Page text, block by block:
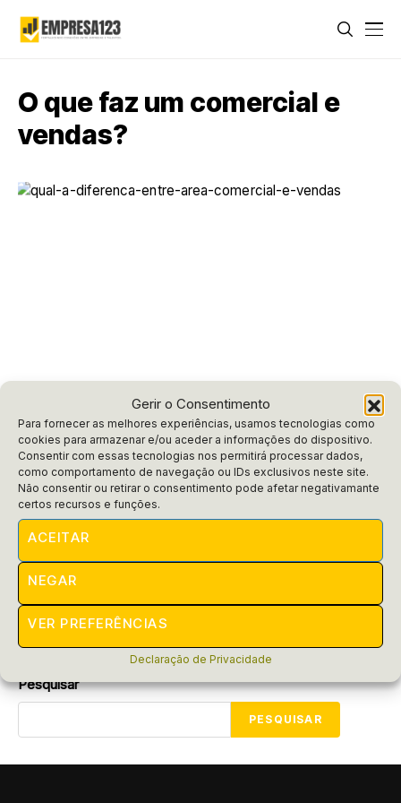
Gerir o Consentimento
Para fornecer as melhores experiências, usamos tecnologias como
cookies para armazenar e/ou aceder a informações do dispositivo.
Consentir com essas tecnologias nos permitirá processar dados,
como comportamento de navegação ou IDs exclusivos neste site.
Não consentir ou retirar o consentimento pode afetar negativamante
certos recursos e funções.
ACEITAR
NEGAR
VER PREFERÊNCIAS
Declaração de Privacidade
O que faz um comercial e
vendas?
Blog Do Funcionário
Qual a diferença entre área
comercial e vendas?
Descubra a intrigante diferença entre área comercial e
vendas! O que envolve cada uma? Conheça seus papéis e
como podem impactar sua empresa.
Pesquisar
PESQUISAR